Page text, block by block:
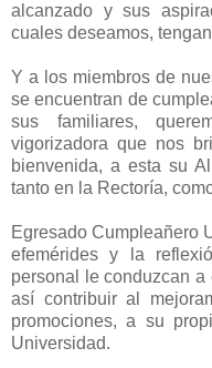
alcanzado y sus
cuales deseamos,
Y a los miembros de
se encuentran de
sus familiares,
vigorizadora que nos
bienvenida, a esta su
tanto en la Rectoría,
Egresado Cumpleañero
efemérides y la
personal le conduzcan
así contribuir al
promociones, a su
Universidad.